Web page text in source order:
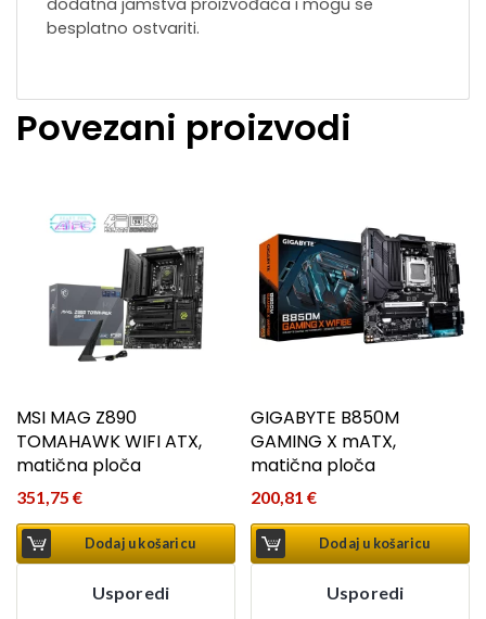
dodatna jamstva proizvođača i mogu se
besplatno ostvariti.
Povezani proizvodi
MSI MAG Z890
TOMAHAWK WIFI ATX,
matična ploča
351,75 €
Dodaj u košaricu
Usporedi
GIGABYTE B850M
GAMING X mATX,
matična ploča
200,81€
Dodaj u košaricu
Usporedi